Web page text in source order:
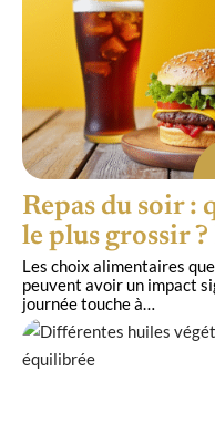
Repas du soir :
le plus grossir
Les choix alimentaires
peuvent avoir un impact
journée touche à…